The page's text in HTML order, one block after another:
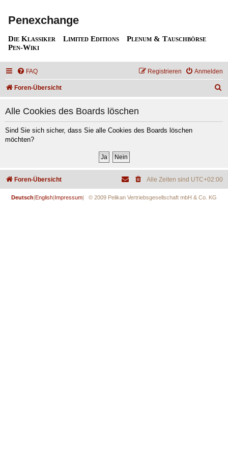
Penexchange
Die Klassiker Limited Editions
Plenum & Tauschbörse
Pen-Wiki
FAQ Anmelden
Registrieren
Foren-Übersicht
Alle Cookies des Boards löschen
Sind Sie sich sicher, dass Sie alle Cookies des Boards löschen
möchten?
Foren-Übersicht Alle Zeiten sind UTC+02:00
Deutsch|English|Impressum| © 2009 Pelikan Vertriebsgesellschaft mbH & Co. KG